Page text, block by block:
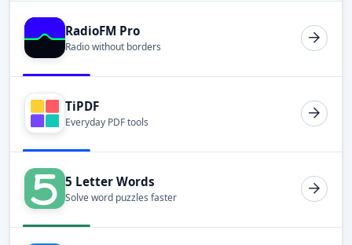
RadioFM Pro
Radio without borders
TiPDF
Everyday PDF tools
5 Letter Words
Solve word puzzles faster